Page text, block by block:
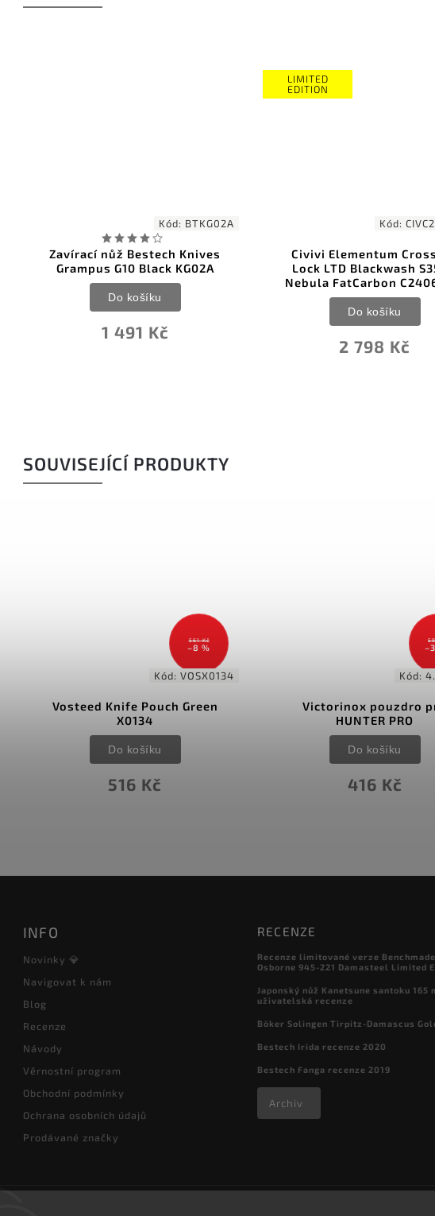
Kód:CIVC24063B1
Civivi Elementum Crossbar
Lock LTD Blackwash S35VN
Nebula FatCarbon C24063B-1
Do košíku
Kód:
Auto Hera II OTF
Aluminium Black 1702-
13 984 Kč
Do košíku
SOUVISEJÍCÍ PRODUKTY
561 Kč
–8 %
Kód: VOSX0134
Vosteed Knife Pouch Green
X0134
516 Kč
Do košíku
Kód:
Victorinox pouzdro
HUNTER PRO
416 Kč
Do košíku
INFO
Novinky 💎
Navigovat k nám
Blog
Recenze
Návody
Věrnostní program
Obchodní podmínky
Ochrana osobních údajů
Prodávané značky
RECENZE
Recenze limitované verze
Osborne 945-221 Damasteel Limited
Japonský nůž Kanetsune santoku 165
uživatelská recenze
Böker Solingen Tirpitz-Damascus
Bestech Irida recenze 2020
Bestech Fanga recenze 2019
Archiv